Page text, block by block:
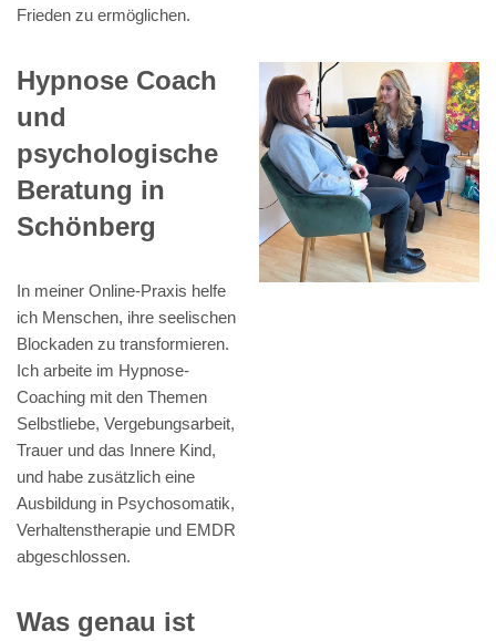
Frieden zu ermöglichen.
Hypnose Coach
und
psychologische
Beratung in
Schönberg
In meiner Online-Praxis helfe
ich Menschen, ihre seelischen
Blockaden zu transformieren.
Ich arbeite im Hypnose-
Coaching mit den Themen
Selbstliebe, Vergebungsarbeit,
Trauer und das Innere Kind,
und habe zusätzlich eine
Ausbildung in Psychosomatik,
Verhaltenstherapie und EMDR
abgeschlossen.
Was genau ist